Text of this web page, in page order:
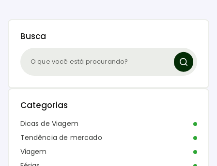
Busca
Categorias
Dicas de Viagem
Tendência de mercado
Viagem